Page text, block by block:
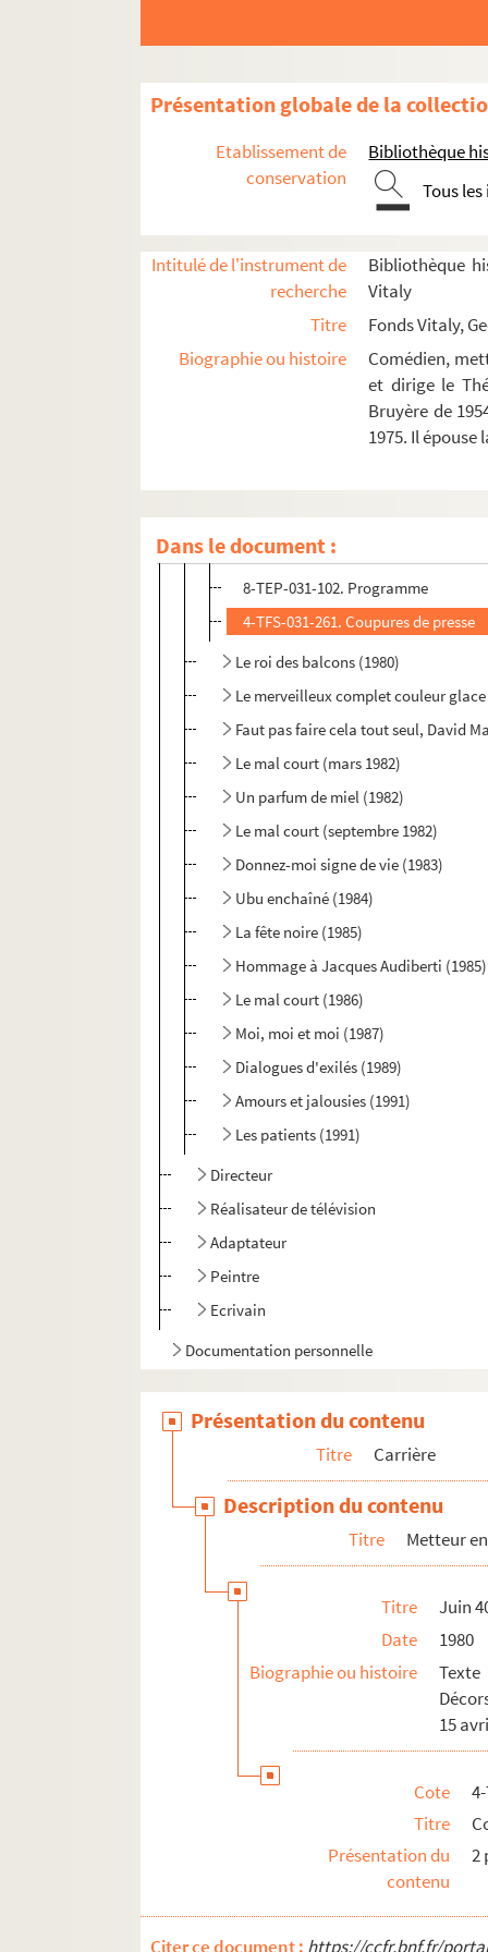
Présentation globale de la
Etablissement de
conservation
Bibliothèque
Tous
Intitulé de l'instrument de
recherche
Bibliothèque
Vitaly
Titre
Fonds Vitaly,
Biographie ou histoire
Comédien,
et dirige le
Bruyère de
1975. Il épouse
Dans le document :
Caligula (Nantes ; 1971)
Caligula (Etats-Unis ; 1971)
Caligula (Paris, septembre 1971)
La résistible ascension d'Arturo Ui
Les frères Karamazov (1972)
Le barbier de Séville (1974)
Punck et punck et colegram (1978)
Juin 40 (1980)
4-TFS-031-260. Contrat avec les
8-TEP-031-102. Programme
4-TFS-031-261. Coupures de presse
Le roi des balcons (1980)
Le merveilleux complet couleur
Faut pas faire cela tout seul, David
Le mal court (mars 1982)
Un parfum de miel (1982)
Le mal court (septembre 1982)
Donnez-moi signe de vie (1983)
Ubu enchaîné (1984)
La fête noire (1985)
Hommage à Jacques Audiberti (1985)
Le mal court (1986)
Moi, moi et moi (1987)
Dialogues d'exilés (1989)
Amours et jalousies (1991)
Les patients (1991)
Directeur
Réalisateur de télévision
Adaptateur
Peintre
Ecrivain
Documentation personnelle
Correspondance
Présentation du contenu
Titre Carrière
Description du contenu
Titre Metteur
Titre
Juin
Date
1980
Biographie ou histoire
15
Cote
Titre
Présentation du
contenu
2
Citer ce document : https://ccfr.bnf.fr/